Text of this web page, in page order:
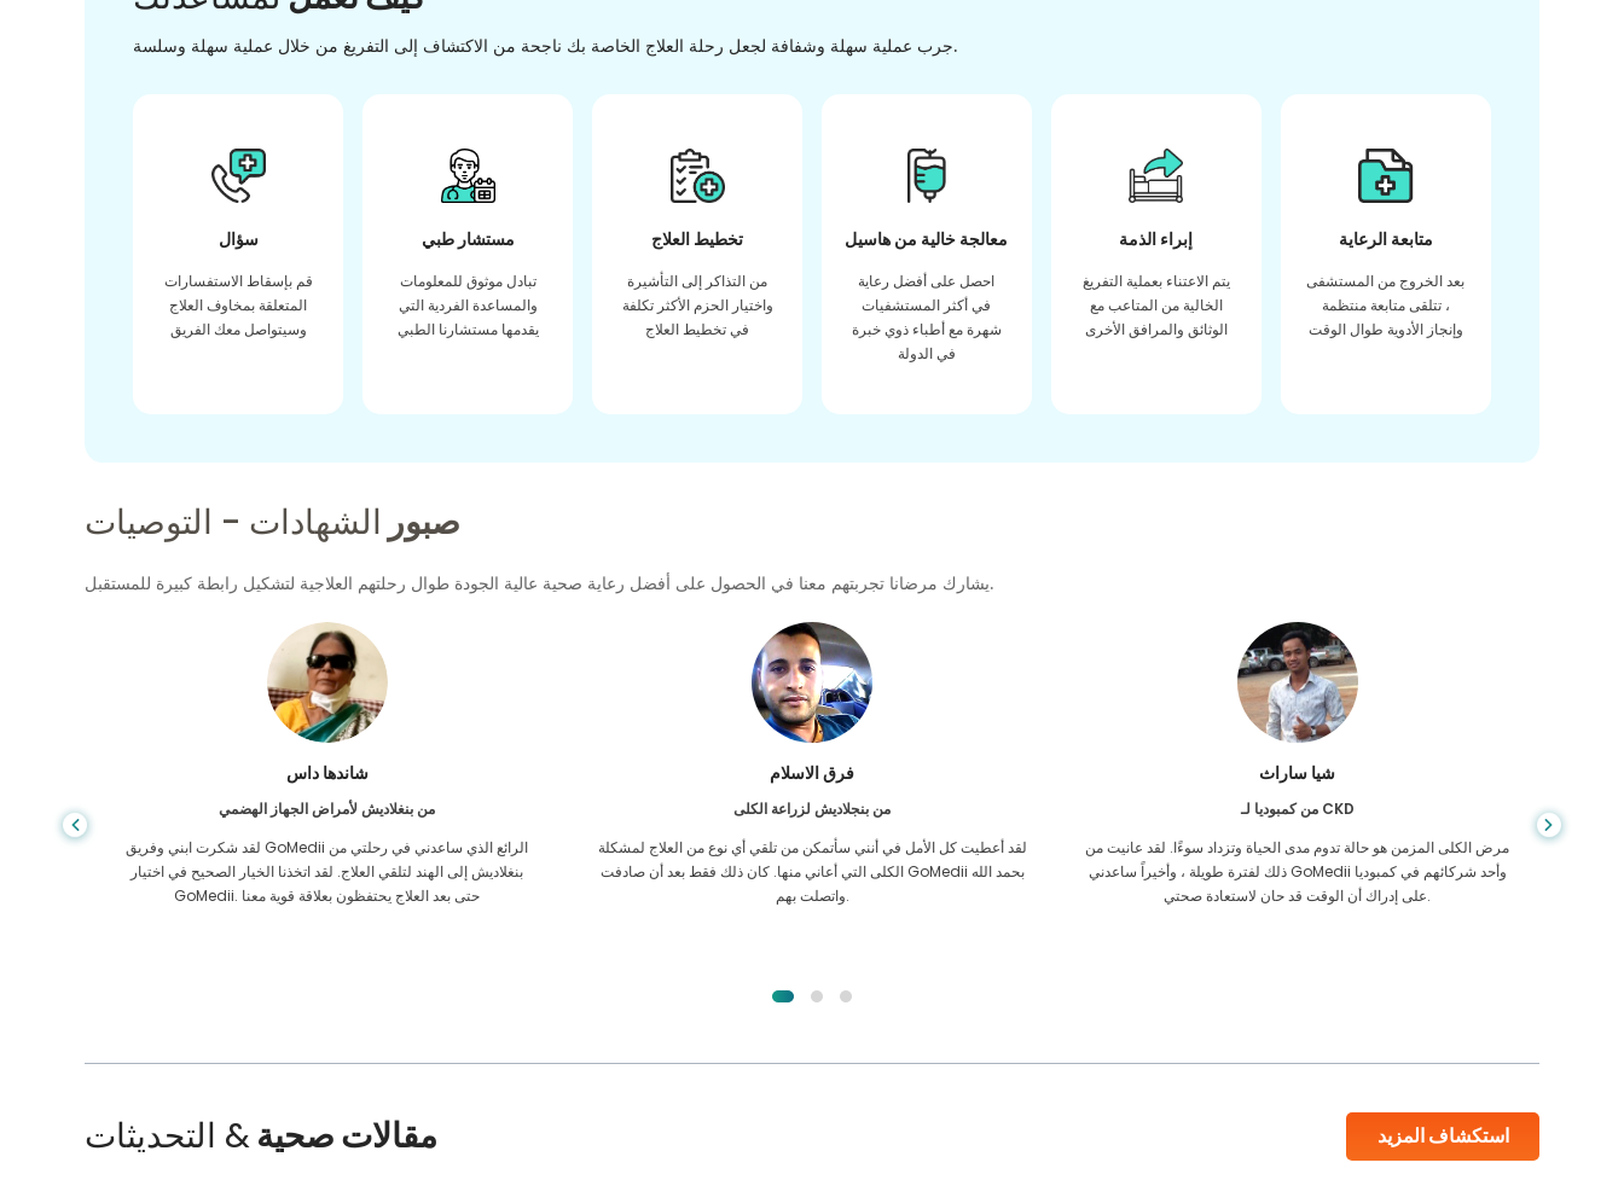
جرب عملية سهلة وشفافة لجعل رحلة العلاج الخاصة بك ناجحة من الاكتشاف إلى التفريغ من خلال عملية سهلة وسلسة.
سؤال
قم بإسقاط الاستفسارات
المتعلقة بمخاوف العلاج
وسيتواصل معك الفريق
مستشار طبي
تبادل موثوق للمعلومات
والمساعدة الفردية التي
يقدمها مستشارنا الطبي
تخطيط العلاج
من التذاكر إلى التأشيرة
واختيار الحزم الأكثر تكلفة
في تخطيط العلاج
معالجة خالية من هاسيل
احصل على أفضل رعاية
في أكثر المستشفيات
شهرة مع أطباء ذوي خبرة
في الدولة
إبراء الذمة
يتم الاعتناء بعملية التفريغ
الخالية من المتاعب مع
الوثائق والمرافق الأخرى
متابعة الرعاية
بعد الخروج من المستشفى
، تتلقى متابعة منتظمة
وإنجاز الأدوية طوال الوقت
صبور الشهادات - التوصيات
يشارك مرضانا تجربتهم معنا في الحصول على أفضل رعاية صحية عالية الجودة طوال رحلتهم العلاجية لتشكيل رابطة كبيرة للمستقبل.
شاندها داس
من بنغلاديش لأمراض الجهاز الهضمي
لقد شكرت ابني وفريق GoMedii الرائع الذي ساعدني في رحلتي من
بنغلاديش إلى الهند لتلقي العلاج. لقد اتخذنا الخيار الصحيح في اختيار
GoMedii. حتى بعد العلاج يحتفظون بعلاقة قوية معنا
فرق الاسلام
من بنجلاديش لزراعة الكلى
لقد أعطيت كل الأمل في أنني سأتمكن من تلقي أي نوع من العلاج لمشكلة
الكلى التي أعاني منها. كان ذلك فقط بعد أن صادفت GoMedii بحمد الله
واتصلت بهم.
شيا ساراث
من كمبوديا لـ CKD
مرض الكلى المزمن هو حالة تدوم مدى الحياة وتزداد سوءًا. لقد عانيت من
ذلك لفترة طويلة ، وأخيراً ساعدني GoMedii وأحد شركائهم في كمبوديا
على إدراك أن الوقت قد حان لاستعادة صحتي.
مقالات صحية& التحديثات استكشاف المزيد